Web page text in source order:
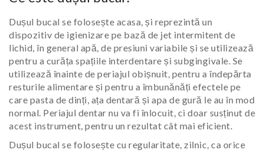
Dușul bucal se folosește acasa, și reprezintă un
dispozitiv de igienizare pe bază de jet intermitent de
lichid, în general apă, de presiuni variabile și se utilizează
pentru a curăța spațiile interdentare și subgingivale. Se
utilizează înainte de periajul obișnuit, pentru a îndepărta
resturile alimentare și pentru a îmbunănăți efectele pe
care pasta de dinți, ața dentară și apa de gură le au în mod
normal. Periajul dentar nu va fi înlocuit, ci doar susținut de
acest instrument, pentru un rezultat cât mai eficient.
Dușul bucal se folosește cu regularitate, zilnic, ca orice